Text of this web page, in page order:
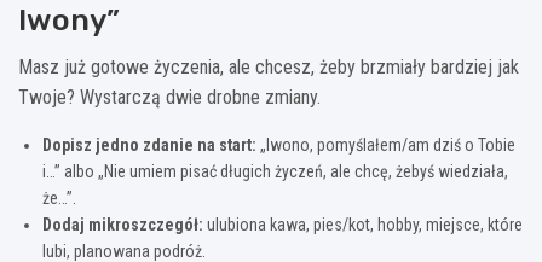
Iwony”
Masz już gotowe życzenia, ale chcesz, żeby brzmiały bardziej jak
Twoje? Wystarczą dwie drobne zmiany.
Dopisz jedno zdanie na start: „Iwono, pomyślałem/am dziś o Tobie
i…” albo „Nie umiem pisać długich życzeń, ale chcę, żebyś wiedziała,
że…”.
Dodaj mikroszczegół: ulubiona kawa, pies/kot, hobby, miejsce, które
lubi, planowana podróż.